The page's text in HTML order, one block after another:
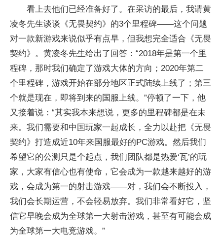
看上去他们已经准备好了。在采访的最后，我请黄
凌冬先生谈谈《无畏契约》的3个里程碑——这个问题
对一款新游戏来说似乎有点早，但我想完全适合《无畏
契约》。黄凌冬先生给出了回答：“2018年是第一个里
程碑，那时我们确定了游戏大体的方向；2020年第二
个里程碑，游戏开始在部分地区正式陆续上线了；第三
个就是现在，即将到来的国服上线。”停顿了一下，他
又接着说：“其实我本来想说，更多的里程碑都是在未
来。我们需要和中国玩家一起成长，全力以赴把《无畏
契约》打造成近10年来国服最好的PC游戏。然后我们
希望它的公测只是个起点，我们团队都是热爱‘瓦’的玩
家，大家有信心也有使命，它会成为一款越来越好的游
戏，会成为第一的射击游戏——对，我们会不断投入，
我们会长期运营，不会轻易放弃。我们非常看好它，坚
信它早晚会成为全球第一大射击游戏，甚至有可能会成
为全球第一大电竞游戏。”